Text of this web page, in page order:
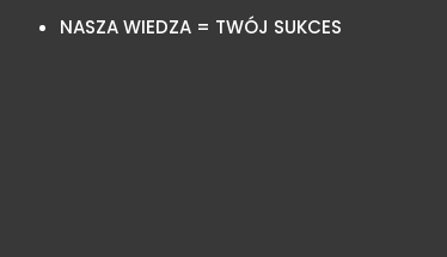
NASZA WIEDZA = TWÓJ SUKCES